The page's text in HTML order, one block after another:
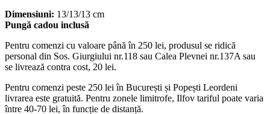
Dimensiuni: 13/13/13 cm
Pungă cadou inclusă
Pentru comenzi cu valoare până în 250 lei, produsul se ridică
personal din Sos. Giurgiului nr.118 sau Calea Plevnei nr.137A sau
se livrează contra cost, 20 lei.
Pentru comenzi peste 250 lei în București și Popești Leordeni
livrarea este gratuită. Pentru zonele limitrofe, Ilfov tariful poate varia
între 40-70 lei, în funcție de distanță.